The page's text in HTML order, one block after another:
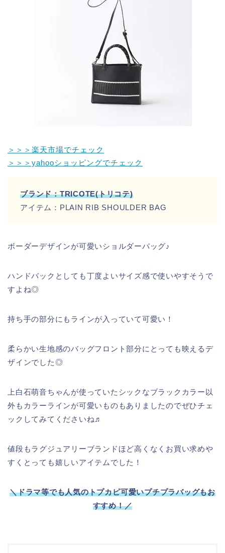
＞＞＞楽天市場でチェック
＞＞＞yahooショッピングでチェック
ブランド：TRICOTE(トリコテ)
アイテム：PLAIN RIB SHOULDER BAG
ボーダーデザインが可愛いショルダーバッグ♪
ハンドバックとしても丁度よいサイズ感で使いやすそうで
すよね◎
持ち手の部分にもラインが入っていて可愛い！
柔らかい生地感のバッグフロント部分にとっても映えるデ
ザインでした◎
上白石萌音ちゃんが使っていたシックなブラックカラー以
外もカラーラインが可愛いものもありましたのでぜひチェ
ックしてみてくださいね♬
値段もラグジュアリーブランドほど高くなくお買い求めや
すくとっても嬉しいアイテムでした！
＼ドラマ等でも人気のトプカピ可愛いプチプラバッグもお
すすめ！／